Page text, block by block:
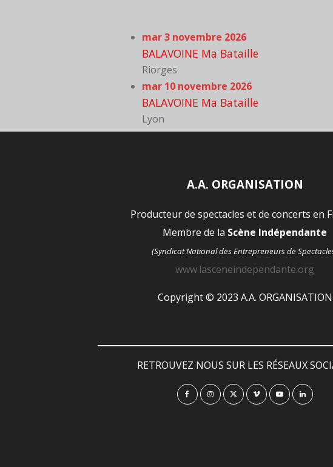
mar 3 novembre 2026
BALAVOINE Ma Bataille
Riorges
mar 10 novembre 2026
BALAVOINE Ma Bataille
Lyon
A.A. ORGANISATION
Producteur de spectacles et de concerts en
Membre de la Scène Indépendante
(Syndicat National des Entrepreneurs de
www.lasceneindependante.org
Copyright © 2023 A.A. ORGANISATION
RETROUVEZ NOUS SUR LES RÉSEAUX